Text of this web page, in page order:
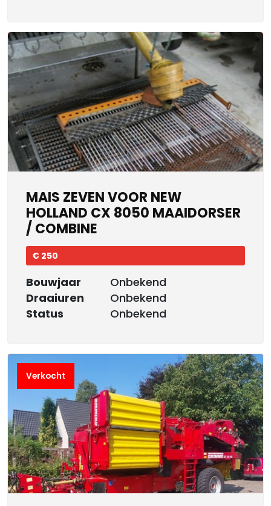
MAIS ZEVEN VOOR NEW
HOLLAND CX 8050 MAAIDORSER
/ COMBINE
€ 250
Bouwjaar
Onbekend
Draaiuren
Onbekend
Status
Onbekend
Verkocht